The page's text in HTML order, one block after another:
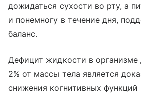
дожидаться сухости во рту, а
и понемногу в течение дня,
баланс.
Дефицит жидкости в организме
2% от массы тела является
снижения когнитивных функций